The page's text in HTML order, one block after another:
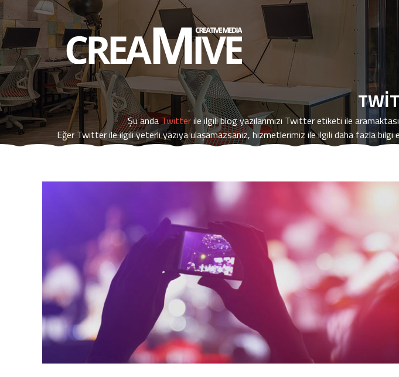
HAKKIMIZDA
Şu andaTwitterile ilgili blog yazılarımızı Twitteretiketi ile
Eğer Twitterile ilgili yeterli yazıya ulaşamazsanız, hizmetlerimiz ile ilgili daha fazla